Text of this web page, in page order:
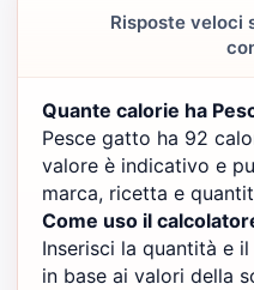
Risposte veloci
Quante calorie ha
Pesce gatto ha 92
valore è indicativo e
marca, ricetta e
Come uso il
Inserisci la quantità e
in base ai valori della